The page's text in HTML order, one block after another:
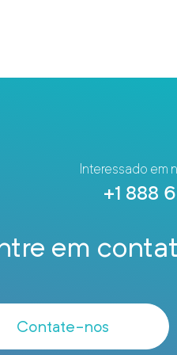
Interessado em
+1 888
em
Contate-nos